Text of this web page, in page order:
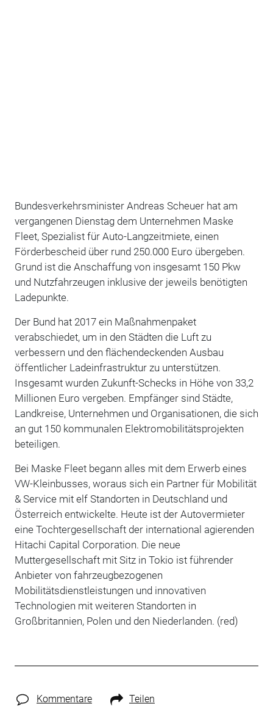
Bundesverkehrsminister Andreas Scheuer hat am
vergangenen Dienstag dem Unternehmen Maske
Fleet, Spezialist für Auto-Langzeitmiete,einen
Förderbescheid über rund 250.000 Euro übergeben.
Grund ist die Anschaffung von insgesamt 150 Pkw
und Nutzfahrzeugen inklusive der jeweils benötigten
Ladepunkte.
Der Bund hat 2017 ein Maßnahmenpaket
verabschiedet, um in den Städten die Luft zu
verbessern und den flächendeckenden Ausbau
öffentlicher Ladeinfrastruktur zu unterstützen.
Insgesamt wurden Zukunft-Schecks in Höhe von 33,2
Millionen Euro vergeben. Empfänger sind Städte,
Landkreise, Unternehmen und Organisationen, die sich
an gut 150 kommunalen Elektromobilitätsprojekten
beteiligen.
Bei Maske Fleet begann alles mit dem Erwerb eines
VW-Kleinbusses, woraus sich ein Partner für Mobilität
& Service mit elf Standorten in Deutschland und
Österreich entwickelte. Heute ist der Autovermieter
eine Tochtergesellschaft der international agierenden
Hitachi Capital Corporation. Die neue
Muttergesellschaft mit Sitz in Tokio ist führender
Anbieter von fahrzeugbezogenen
Mobilitätsdienstleistungen und innovativen
Technologien mit weiteren Standorten in
Großbritannien, Polen und den Niederlanden. (red)
Kommentare Teilen